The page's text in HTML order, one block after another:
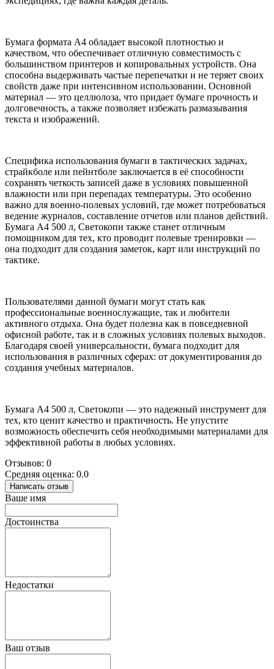
Бумага формата А4 обладает высокой плотностью и
качеством, что обеспечивает отличную совместимость с
большинством принтеров и копировальных устройств. Она
способна выдерживать частые перепечатки и не теряет своих
свойств даже при интенсивном использовании. Основной
материал — это целлюлоза, что придает бумаге прочность и
долговечность, а также позволяет избежать размазывания
текста и изображений.
Специфика использования бумаги в тактических задачах,
страйкболе или пейнтболе заключается в её способности
сохранять четкость записей даже в условиях повышенной
влажности или при перепадах температуры. Это особенно
важно для военно-полевых условий, где может потребоваться
ведение журналов, составление отчетов или планов действий.
Бумага А4 500 л, Светокопи также станет отличным
помощником для тех, кто проводит полевые тренировки —
она подходит для создания заметок, карт или инструкций по
тактике.
Пользователями данной бумаги могут стать как
профессиональные военнослужащие, так и любители
активного отдыха. Она будет полезна как в повседневной
офисной работе, так и в сложных условиях полевых выходов.
Благодаря своей универсальности, бумага подходит для
использования в различных сферах: от документирования до
создания учебных материалов.
Бумага А4 500 л, Светокопи — это надежный инструмент для
тех, кто ценит качество и практичность. Не упустите
возможность обеспечить себя необходимыми материалами для
эффективной работы в любых условиях.
Отзывов: 0
Средняя оценка: 0.0
Написать отзыв
Ваше имя
Достоинства
Недостатки
Ваш отзыв